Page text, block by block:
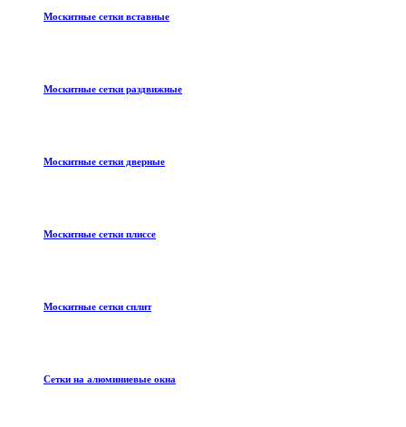
Москитные сетки вставные
Москитные сетки раздвижные
Москитные сетки дверные
Москитные сетки плиссе
Москитные сетки сплит
Сетки на алюминиевые окна